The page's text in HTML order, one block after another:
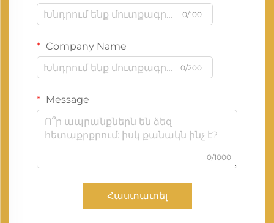
0/100
Company Name
0/200
Message
0/1000
Հաստատել